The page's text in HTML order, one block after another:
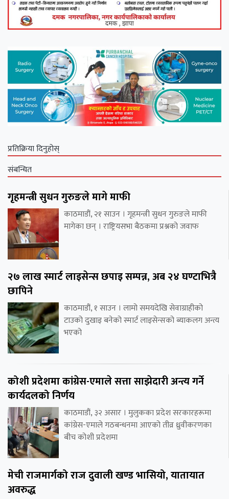
प्रतिक्रिया दिनुहोस्
संबन्धित
गृहमन्त्री सुधन गुरुङले मागे माफी
काठमाडौं, २१ साउन । गृहमन्त्री सुधन गुरुङले माफी
मागेका छन् । राष्ट्रियसभा बैठकमा प्रश्नको जवाफ
२७ लाख स्मार्ट लाइसेन्स छपाइ सम्पन्न, अब २४ घण्टाभित्रै
छापिने
काठमाडौं, १ साउन । लामो समयदेखि सेवाग्राहीको
टाउको दुखाइ बनेको स्मार्ट लाइसेन्सको ब्याकलग अन्त्य
भएको
कोशी प्रदेशमा कांग्रेस-एमाले सत्ता साझेदारी अन्त्य गर्ने
कार्यदलको निर्णय
काठमाडौं, ३२ असार । मुलुकका प्रदेश सरकारहरूमा
कांग्रेस-एमाले गठबन्धनमा आएको तीव्र ध्रुवीकरणका
बीच कोशी प्रदेशमा
मेची राजमार्गको राज दुवाली खण्ड भासियो, यातायात
अवरुद्ध